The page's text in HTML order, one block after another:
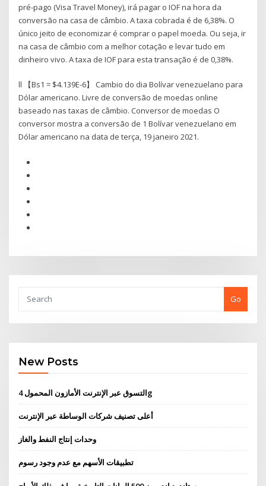
pré-pago (Visa Travel Money), irá pagar o IOF na hora da
conversão na casa de câmbio. A taxa cobrada é de 6,38%. O
único jeito de economizar é comprar o papel moeda. Ou seja, ir
na casa de câmbio com a melhor cotação e levar tudo em
dinheiro vivo. A taxa de IOF para esta transação é de 0,38%.
ll 【Bs1 = $4.139E-6】 Cambio do dia Bolívar venezuelano para
Dólar americano. Livre de conversão de moedas online
baseado nas taxas de câmbio. Conversor de moedas O
conversor mostra a conversão de 1 Bolívar venezuelano em
Dólar americano na data de terça, 19 janeiro 2021.
Go
New Posts
التسوق عبر الإنترنت الأمازون المحمول 4g
أعلى تصنيف شركات الوساطة عبر الإنترنت
وحدات إنتاج النفط والغاز
تطبيقات الأسهم مع عدم وجود رسوم